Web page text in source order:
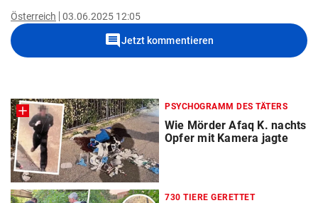
Österreich 03.06.2025 12:05
commentJetzt kommentieren
PSYCHOGRAMM DES TÄTERS
Wie Mörder Afaq K. nachts
Opfer mit Kamera jagte
730 TIERE GERETTET